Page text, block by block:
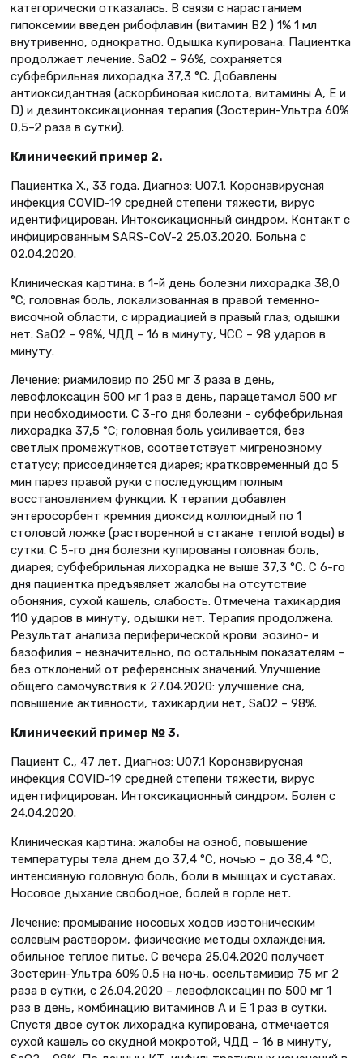
категорически отказалась. В связи с нарастанием
гипоксемии введен рибофлавин (витамин В2 ) 1% 1 мл
внутривенно, однократно. Одышка купирована. Пациентка
продолжает лечение. SaO2 – 96%, сохраняется
субфебрильная лихорадка 37,3 °С. Добавлены
антиоксидантная (аскорбиновая кислота, витамины А, Е и
D) и дезинтоксикационная терапия (Зостерин-Ультра 60%
0,5–2 раза в сутки).
Клинический пример 2.
Пациентка Х., 33 года. Диагноз: U07.1. Коронавирусная
инфекция COVID-19 средней степени тяжести, вирус
идентифицирован. Интоксикационный синдром. Контакт с
инфицированным SARS-CoV-2 25.03.2020. Больна с
02.04.2020.
Клиническая картина: в 1-й день болезни лихорадка 38,0
°С; головная боль, локализованная в правой теменно-
височной области, с иррадиацией в правый глаз; одышки
нет. SaO2 – 98%, ЧДД – 16 в минуту, ЧСС – 98 ударов в
минуту.
Лечение: риамиловир по 250 мг 3 раза в день,
левофлоксацин 500 мг 1 раз в день, парацетамол 500 мг
при необходимости. С 3-го дня болезни – субфебрильная
лихорадка 37,5 °С; головная боль усиливается, без
светлых промежутков, соответствует мигренозному
статусу; присоединяется диарея; кратковременный до 5
мин парез правой руки с последующим полным
восстановлением функции. К терапии добавлен
энтеросорбент кремния диоксид коллоидный по 1
столовой ложке (растворенной в стакане теплой воды) в
сутки. С 5-го дня болезни купированы головная боль,
диарея; субфебрильная лихорадка не выше 37,3 °С. С 6-го
дня пациентка предъявляет жалобы на отсутствие
обоняния, сухой кашель, слабость. Отмечена тахикардия
110 ударов в минуту, одышки нет. Терапия продолжена.
Результат анализа периферической крови: эозино- и
базофилия – незначительно, по остальным показателям –
без отклонений от референсных значений. Улучшение
общего самочувствия к 27.04.2020: улучшение сна,
повышение активности, тахикардии нет, SaO2 – 98%.
Клинический пример № 3.
Пациент С., 47 лет. Диагноз: U07.1 Коронавирусная
инфекция COVID-19 средней степени тяжести, вирус
идентифицирован. Интоксикационный синдром. Болен с
24.04.2020.
Клиническая картина: жалобы на озноб, повышение
температуры тела днем до 37,4 °С, ночью – до 38,4 °С,
интенсивную головную боль, боли в мышцах и суставах.
Носовое дыхание свободное, болей в горле нет.
Лечение: промывание носовых ходов изотоническим
солевым раствором, физические методы охлаждения,
обильное теплое питье. С вечера 25.04.2020 получает
Зостерин-Ультра 60% 0,5 на ночь, осельтамивир 75 мг 2
раза в сутки, с 26.04.2020 – левофлоксацин по 500 мг 1
раз в день, комбинацию витаминов А и Е 1 раз в сутки.
Спустя двое суток лихорадка купирована, отмечается
сухой кашель со скудной мокротой, ЧДД – 16 в минуту,